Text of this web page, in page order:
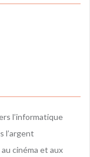
l’informatique
l’argent
cinéma et aux